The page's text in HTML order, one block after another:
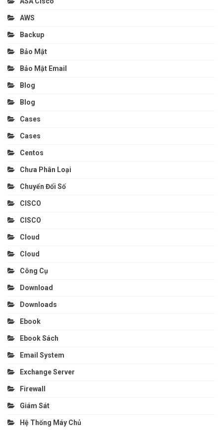
AWS
Backup
Bảo Mật
Bảo Mật Email
Blog
Blog
Cases
Cases
Centos
Chưa Phân Loại
Chuyển Đổi Số
CISCO
CISCO
Cloud
Cloud
Công Cụ
Download
Downloads
Ebook
Ebook Sách
Email System
Exchange Server
Firewall
Giám Sát
Hệ Thống Máy Chủ